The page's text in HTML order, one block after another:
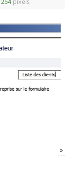
pixels
»